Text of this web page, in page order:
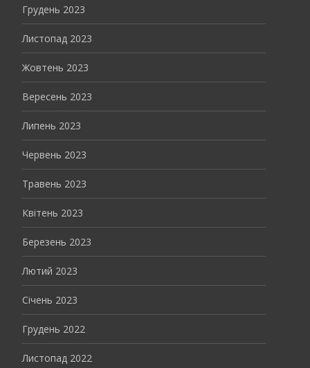
Грудень 2023
Листопад 2023
Жовтень 2023
Вересень 2023
Липень 2023
Червень 2023
Травень 2023
Квітень 2023
Березень 2023
Лютий 2023
Січень 2023
Грудень 2022
Листопад 2022